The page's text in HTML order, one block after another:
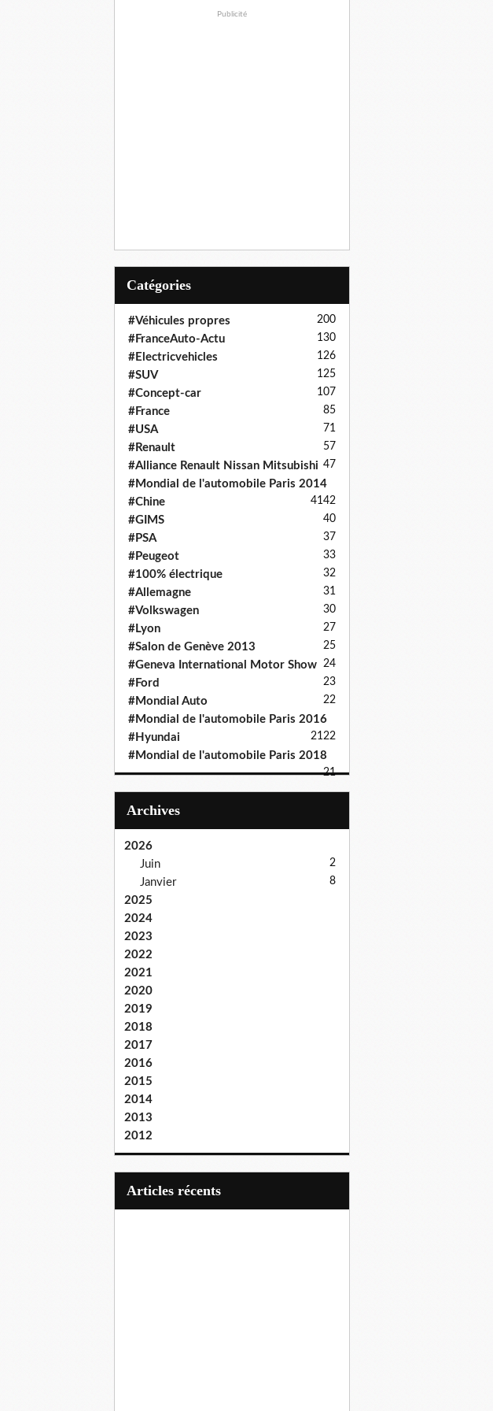
Publicité
Catégories
#Véhicules propres 200
#FranceAuto-Actu 130
#Electricvehicles 126
#SUV 125
#Concept-car 107
#France 85
#USA 71
#Renault 57
#Alliance Renault Nissan Mitsubishi 47
#Mondial de l'automobile Paris 2014
42
#Chine 41
#GIMS 40
#PSA 37
#Peugeot 33
#100% électrique 32
#Allemagne 31
#Volkswagen 30
#Lyon 27
#Salon de Genève 2013 25
#Geneva International Motor Show 24
#Ford 23
#Mondial Auto 22
#Mondial de l'automobile Paris 2016
22
#Hyundai 21
#Mondial de l'automobile Paris 2018
21
Archives
2026
Juin
2
Janvier 8
2025
2024
2023
2022
2021
2020
2019
2018
2017
2016
2015
2014
2013
2012
articles récents